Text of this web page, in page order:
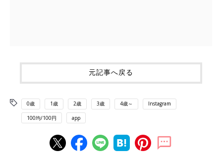
元記事へ戻る
0歳 1歳 2歳 3歳 4歳～ Instagram
100均/100円 app